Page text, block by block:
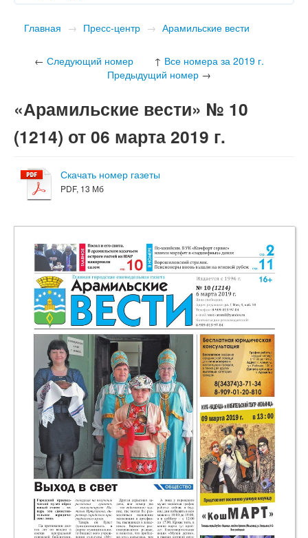
Главная → Пресс-центр → Арамильские вести
← Следующий номер ↑ Все номера за 2019 г.
Предыдущий номер →
«Арамильские вести» № 10
(1214) от 06 марта 2019 г.
Скачать номер газеты
PDF, 13 Мб